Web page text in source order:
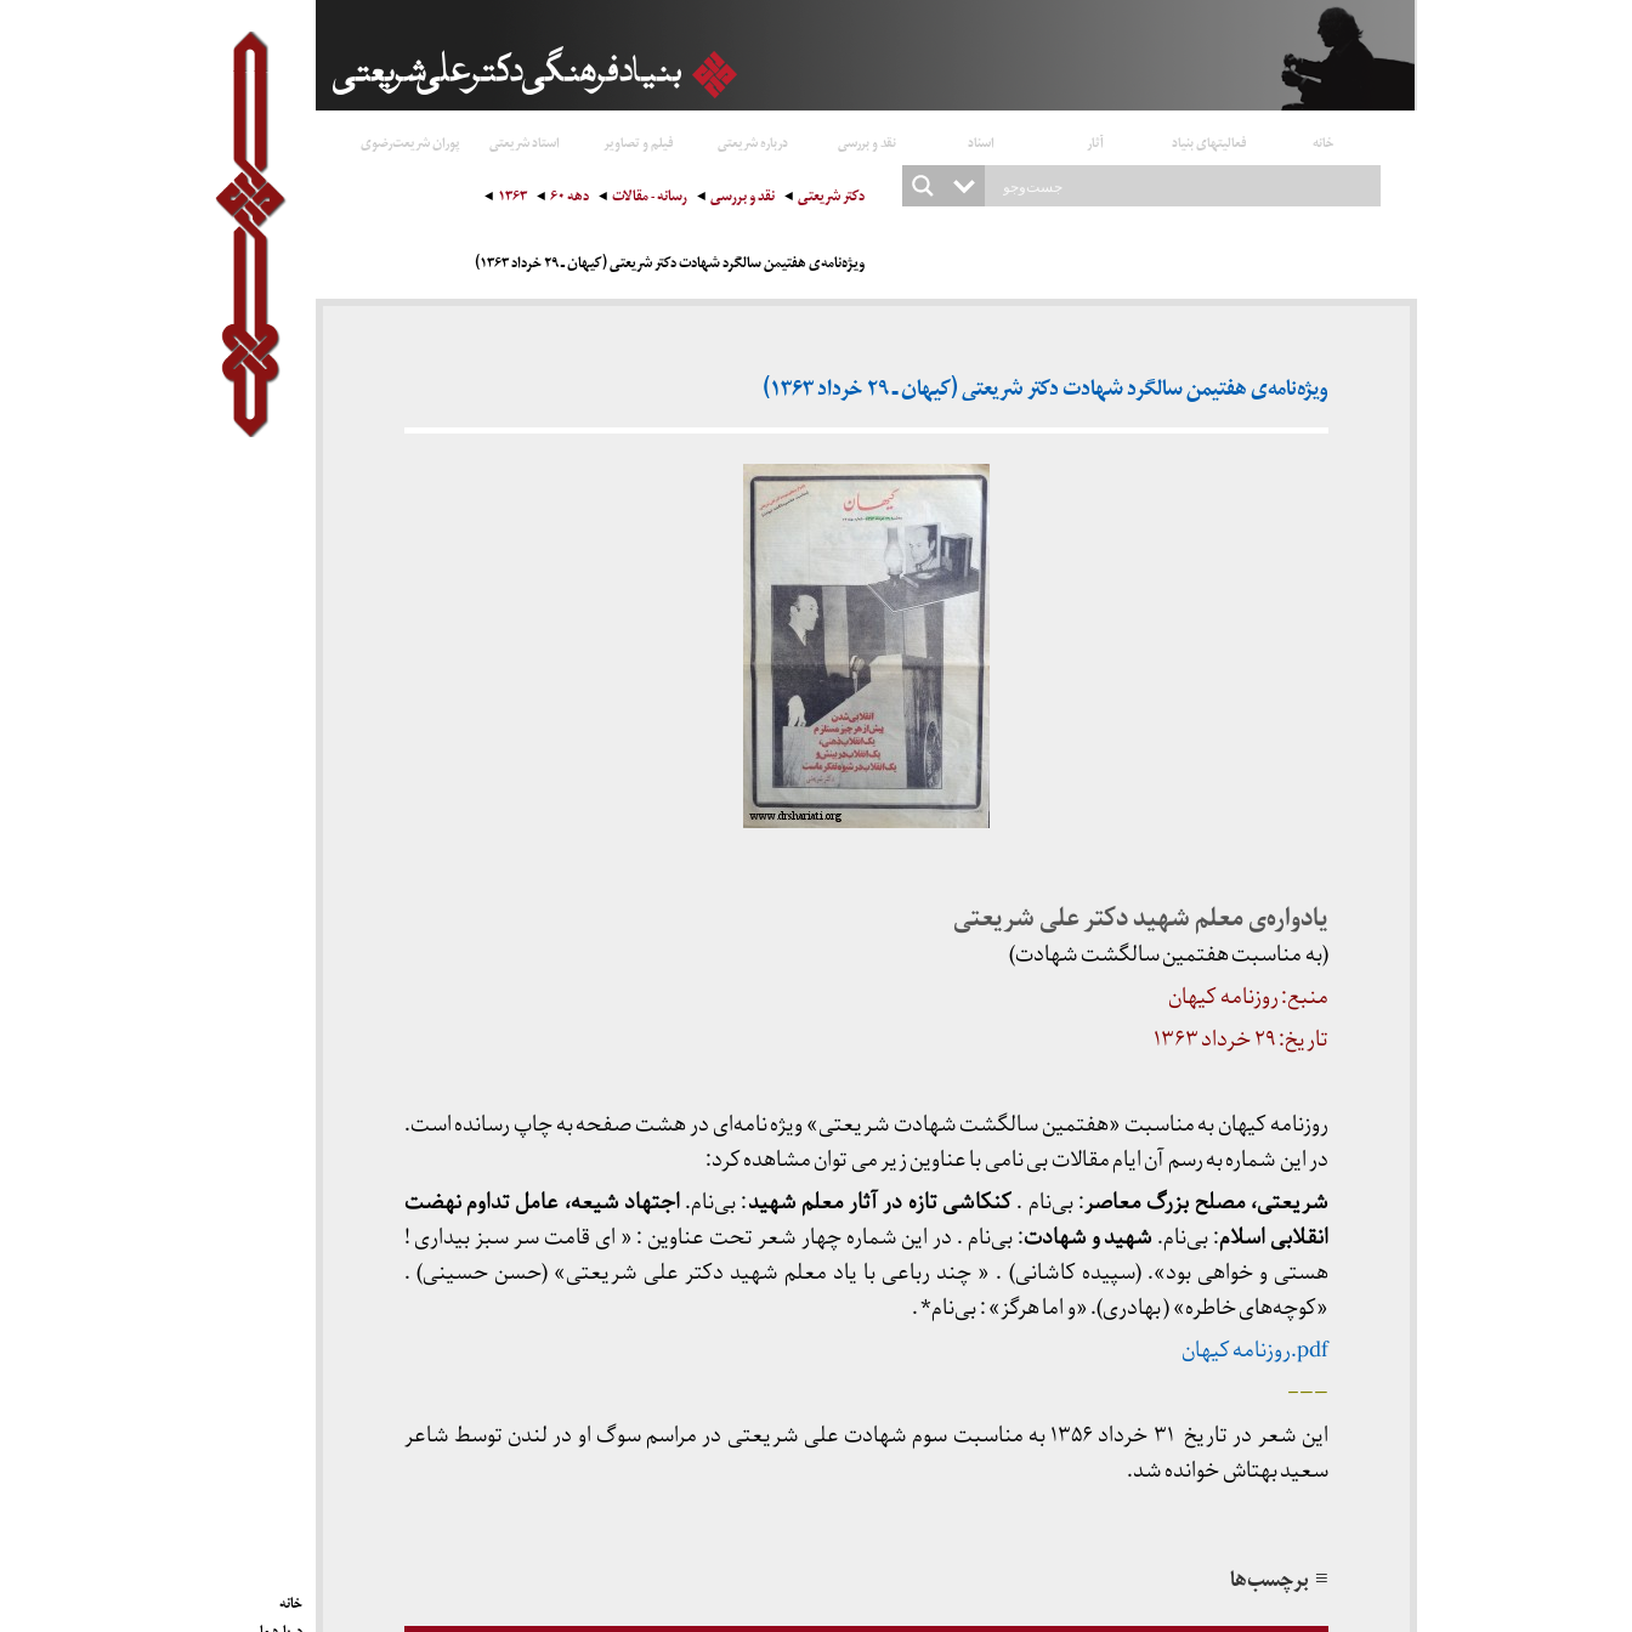
خانه فعالیتهای بنیاد آثار اسناد نقد و بررسی درباره شریعتی فیلم و تصاویر استاد شریعتی پوران شریعت‌رضوی
دکتر شریعتی نقد و بررسی رسانه - مقالات دهه ۶۰ ۱۳۶۳
ویژه‌نامه‌ی هفتیمن سالگرد شهادت دکتر شریعتی (کیهان ـ ۲۹ خرداد ۱۳۶۳)
ویژه‌نامه‌ی هفتیمن سالگرد شهادت دکتر شریعتی (کیهان ـ ۲۹ خرداد ۱۳۶۳)
یادواره‌ی معلم شهید دکتر علی شریعتی
(به مناسبت هفتمین سالگشت شهادت)
منبع: روزنامه کیهان
تاریخ: ۲۹ خرداد ۱۳۶۳
روزنامه کیهان به مناسبت «‌هفتمین سالگشت شهادت شریعتی» ویژه نامه‌ای در هشت صفحه به چاپ رسانده است.
در این شماره به رسم آن ایام مقالات بی نامی با عناوین زیر می توان مشاهده کرد:
شریعتی، مصلح بزرگ معاصر: بی‌نام .کنکاشی تازه در آثار معلم شهید: بی‌نام.اجتهاد شیعه، عامل تداوم نهضت
انقلابی اسلام: بی‌نام. شهید و شهادت: بی‌نام . در این شماره چهار شعر تحت عناوین : « ای قامت سر سبز بیداری !
هستی و خواهی بود». (‌سپیده کاشانی) . « چند رباعی با یاد معلم شهید دکتر علی شریعتی» (حسن حسینی) .
«کوچه‌های خاطره» ( بهادری). «و اما هرگز» : بی‌نام* .
pdf.روزنامه کیهان
——–
این شعر در تاریخ ۳۱ خرداد ۱۳۵۶ به مناسبت سوم شهادت علی شریعتی در مراسم سوگ او در لندن توسط شاعر
سعید بهتاش خوانده شد.
≡ برچسب‌ها
خانه